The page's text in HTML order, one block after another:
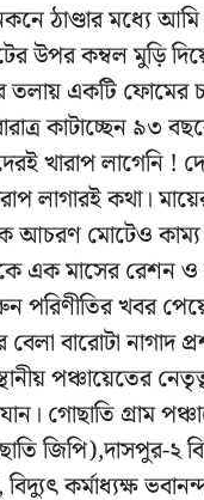
ঠাণ্ডার মধ্যে
উপর কম্বল মুড়ি
তলায় একটি ফোমের
কাটাচ্ছেন ৯৩
খারাপ লাগেনি !
লাগারই কথা।
আচরণ মোটেও কাম্য
এক মাসের রেশন ও
পরিণীতির খবর
বেলা বারোটা নাগাদ
পঞ্চায়েতের
গোছাতি গ্রাম
জিপি),দাসপুর-২
কর্মাধ্যক্ষ